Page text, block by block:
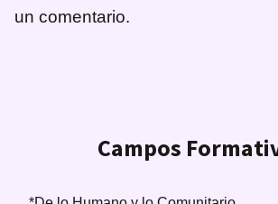
un comentario.
Campos